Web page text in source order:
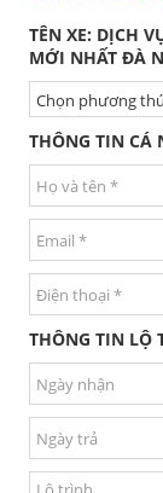
TÊN XE: DỊCH
MỚI NHẤT ĐÀ
THÔNG TIN CÁ
THÔNG TIN LỘ